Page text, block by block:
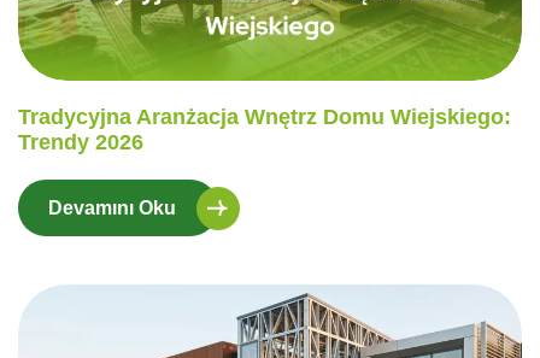
Tradycyjna Aranżacja Wnętrz Domu Wiejskiego:
Trendy 2026
Devamını Oku